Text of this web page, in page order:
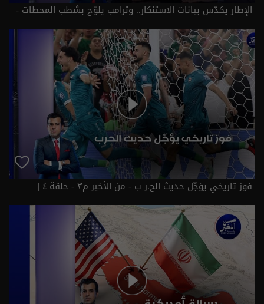
الإطار يكدّس بيانات الاستنكار.. وترامب يلوّح بشطب المحطات -
من الأخير م٣ - حلقة ٥ | الموسم 3
فوز تاريخي يؤجّل حديث الح.ر ب - من الأخير م٣ - حلقة ٤ |
الموسم 3